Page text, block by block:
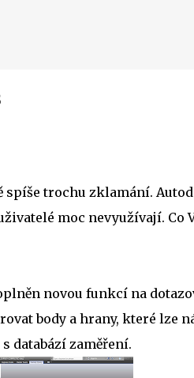
spíše trochu zklamání.
moc nevyužívají. Co
novou funkcí na
body a hrany, které lze
databází zaměření.